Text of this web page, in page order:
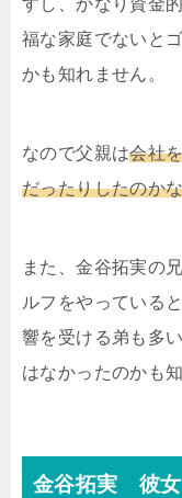
すし、かなり資金
福な家庭でないと
かも知れません。
なので父親は会社
だったりしたのか
また、金谷拓実の
ルフをやっている
響を受ける弟も多
はなかったのかも
金谷拓実 彼女